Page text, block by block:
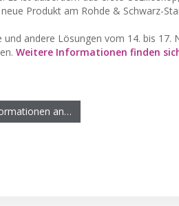
Produkt am Rohde & Schwarz-
und andere Lösungen vom 14. bis
Weitere Informationen finden
an…